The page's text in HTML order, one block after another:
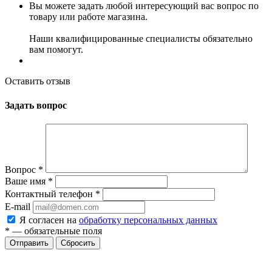
Вы можете задать любой интересующий вас вопрос по
товару или работе магазина.
Наши квалифицированные специалисты обязательно
вам помогут.
Оставить отзыв
Задать вопрос
Вопрос *
Ваше имя *
Контактный телефон *
E-mail
Я согласен на обработку персональных данных
* — обязательные поля
Сбросить